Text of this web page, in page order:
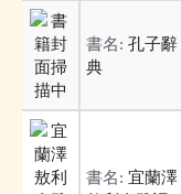
書名: 孔子辭
典
書名: 宜蘭澤